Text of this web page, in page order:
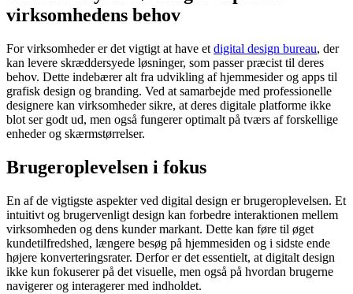
virksomhedens behov
For virksomheder er det vigtigt at have et digital design bureau, der
kan levere skræddersyede løsninger, som passer præcist til deres
behov. Dette indebærer alt fra udvikling af hjemmesider og apps til
grafisk design og branding. Ved at samarbejde med professionelle
designere kan virksomheder sikre, at deres digitale platforme ikke
blot ser godt ud, men også fungerer optimalt på tværs af forskellige
enheder og skærmstørrelser.
Brugeroplevelsen i fokus
En af de vigtigste aspekter ved digital design er brugeroplevelsen. Et
intuitivt og brugervenligt design kan forbedre interaktionen mellem
virksomheden og dens kunder markant. Dette kan føre til øget
kundetilfredshed, længere besøg på hjemmesiden og i sidste ende
højere konverteringsrater. Derfor er det essentielt, at digitalt design
ikke kun fokuserer på det visuelle, men også på hvordan brugerne
navigerer og interagerer med indholdet.